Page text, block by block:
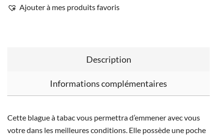
Ajouter à mes produits favoris
Description
Informations complémentaires
Cette blague à tabac vous permettra d’emmener avec vous
votre dans les meilleures conditions. Elle possède une poche